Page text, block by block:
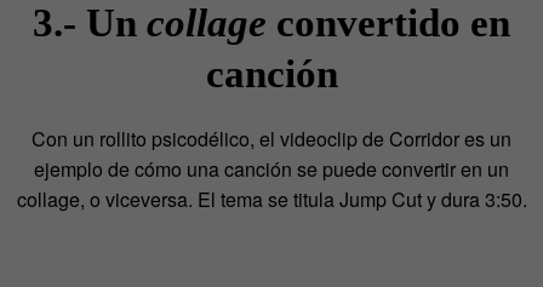
3.- Un collage convertido en
canción
Con un rollito psicodélico, el videoclip de Corridor es un
ejemplo de cómo una canción se puede convertir en un
collage, o viceversa. El tema se titula Jump Cut y dura 3:50.